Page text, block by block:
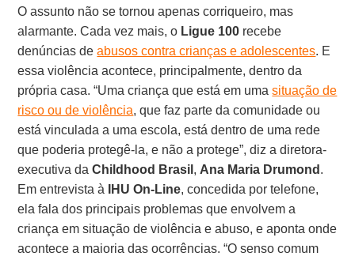
O assunto não se tornou apenas corriqueiro, mas
alarmante. Cada vez mais, o Ligue 100 recebe
denúncias deabusos contra crianças e adolescentes. E
essa violência acontece, principalmente, dentro da
própria casa. “Uma criança que está em umasituação de
risco ou de violência, que faz parte da comunidade ou
está vinculada a uma escola, está dentro de uma rede
que poderia protegê-la, e não a protege”, diz a diretora-
executiva daChildhood Brasil , Ana Maria Drumond .
Em entrevista à
IHU On-Line, concedida por telefone,
ela fala dos principais problemas que envolvem a
criança em situação de violência e abuso, e aponta onde
acontece a maioria das ocorrências. “O senso comum